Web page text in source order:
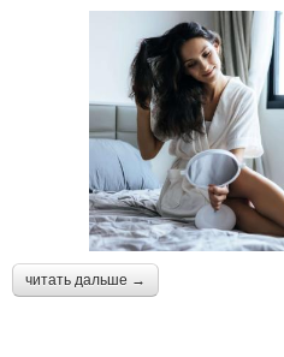
читать дальше →